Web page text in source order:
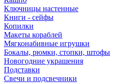
Ключницы настенные
Книги - сейфы
Копилки
Макеты кораблей
Мягконабивные игрушки
Бокалы, рюмки, стопки, штофы
Новогодние украшения
Подставки
Свечи и подсвечники